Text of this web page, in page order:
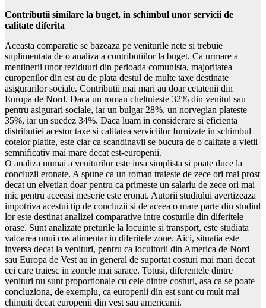
Contributii similare la buget, in schimbul unor servicii de
calitate diferita
Aceasta comparatie se bazeaza pe veniturile nete si trebuie
suplimentata de o analiza a contributiilor la buget. Ca urmare a
mentinerii unor reziduuri din perioada comunista, majoritatea
europenilor din est au de plata destul de multe taxe destinate
asigurarilor sociale. Contributii mai mari au doar cetatenii din
Europa de Nord. Daca un roman cheltuieste 32% din venitul sau
pentru asigurari sociale, iar un bulgar 28%, un norvegian plateste
35%, iar un suedez 34%. Daca luam in considerare si eficienta
distributiei acestor taxe si calitatea serviciilor furnizate in schimbul
cotelor platite, este clar ca scandinavii se bucura de o calitate a vietii
semnificativ mai mare decat est-europenii.
O analiza numai a veniturilor este insa simplista si poate duce la
concluzii eronate. A spune ca un roman traieste de zece ori mai prost
decat un elvetian doar pentru ca primeste un salariu de zece ori mai
mic pentru aceeasi meserie este eronat. Autorii studiului avertizeaza
impotriva acestui tip de concluzii si de aceea o mare parte din studiul
lor este destinat analizei comparative intre costurile din diferitele
orase. Sunt analizate preturile la locuinte si transport, este studiata
valoarea unui cos alimentar in diferitele zone. Aici, situatia este
inversa decat la venituri, pentru ca locuitorii din America de Nord
sau Europa de Vest au in general de suportat costuri mai mari decat
cei care traiesc in zonele mai sarace. Totusi, diferentele dintre
venituri nu sunt proportionale cu cele dintre costuri, asa ca se poate
concluziona, de exemplu, ca europenii din est sunt cu mult mai
chinuiti decat europenii din vest sau americanii.